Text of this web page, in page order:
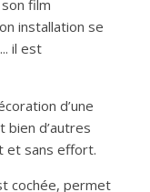
film
installation se
il est
d’une
bien d’autres
et sans effort.
cochée, permet